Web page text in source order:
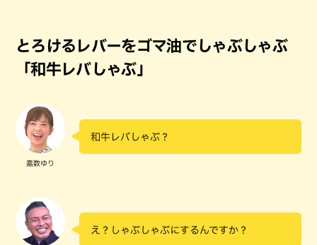
とろけるレバーをゴマ油でしゃぶしゃぶ
「和牛レバしゃぶ」
嘉数ゆり
和牛レバしゃぶ？
え？しゃぶしゃぶにするんですか？